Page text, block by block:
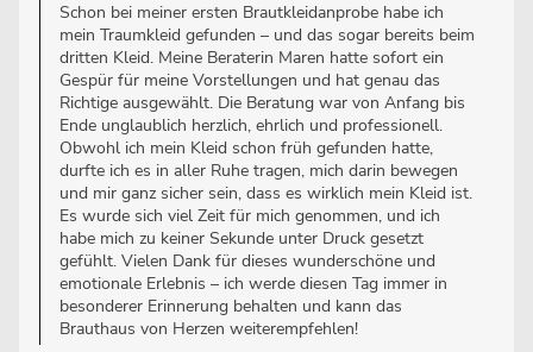
Schon bei meiner ersten Brautkleidanprobe habe ich
mein Traumkleid gefunden – und das sogar bereits beim
dritten Kleid. Meine Beraterin Maren hatte sofort ein
Gespür für meine Vorstellungen und hat genau das
Richtige ausgewählt. Die Beratung war von Anfang bis
Ende unglaublich herzlich, ehrlich und professionell.
Obwohl ich mein Kleid schon früh gefunden hatte,
durfte ich es in aller Ruhe tragen, mich darin bewegen
und mir ganz sicher sein, dass es wirklich mein Kleid ist.
Es wurde sich viel Zeit für mich genommen, und ich
habe mich zu keiner Sekunde unter Druck gesetzt
gefühlt. Vielen Dank für dieses wunderschöne und
emotionale Erlebnis – ich werde diesen Tag immer in
besonderer Erinnerung behalten und kann das
Brauthaus von Herzen weiterempfehlen!